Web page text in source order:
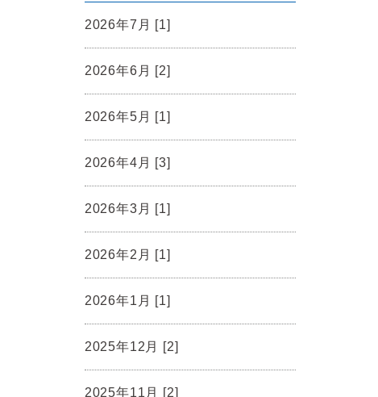
2026年7月 [1]
2026年6月 [2]
2026年5月 [1]
2026年4月 [3]
2026年3月 [1]
2026年2月 [1]
2026年1月 [1]
2025年12月 [2]
2025年11月 [2]